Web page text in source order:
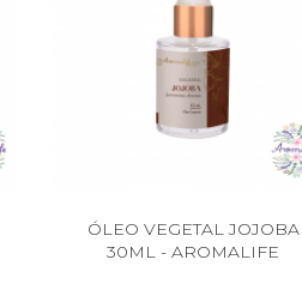
ÓLEO VEGETAL JOJOBA
30ML - AROMALIFE